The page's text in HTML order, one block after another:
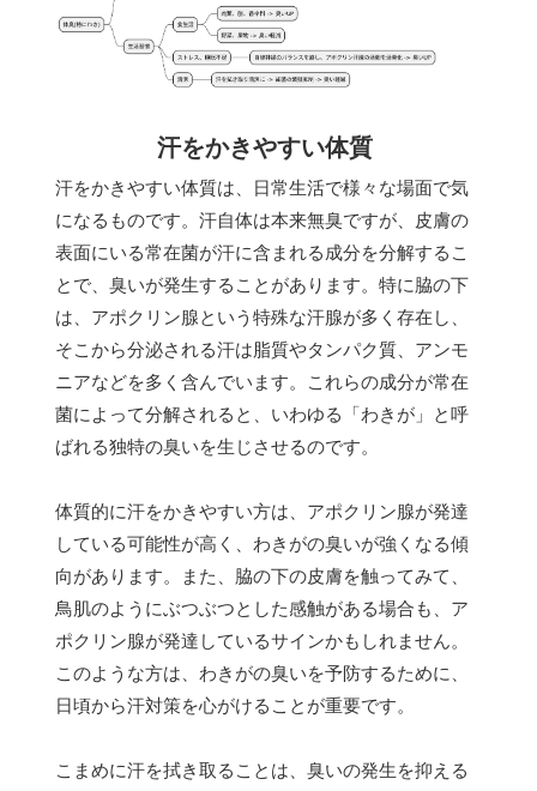
汗をかきやすい体質
汗をかきやすい体質は、日常生活で様々な場面で気
になるものです。汗自体は本来無臭ですが、皮膚の
表面にいる常在菌が汗に含まれる成分を分解するこ
とで、臭いが発生することがあります。特に脇の下
は、アポクリン腺という特殊な汗腺が多く存在し、
そこから分泌される汗は脂質やタンパク質、アンモ
ニアなどを多く含んでいます。これらの成分が常在
菌によって分解されると、いわゆる「わきが」と呼
ばれる独特の臭いを生じさせるのです。
体質的に汗をかきやすい方は、アポクリン腺が発達
している可能性が高く、わきがの臭いが強くなる傾
向があります。また、脇の下の皮膚を触ってみて、
鳥肌のようにぶつぶつとした感触がある場合も、ア
ポクリン腺が発達しているサインかもしれません。
このような方は、わきがの臭いを予防するために、
日頃から汗対策を心がけることが重要です。
こまめに汗を拭き取ることは、臭いの発生を抑える